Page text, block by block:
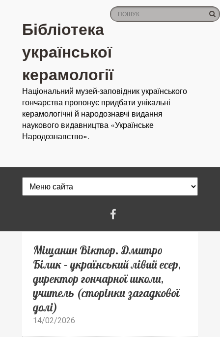
Бібліотека
української
керамології
Національний музей-заповідник українського
гончарства пропонує придбати унікальні
керамологічні й народознавчі видання
наукового видавництва «Українське
Народознавство».
Міщанин Віктор. Дмитро
Білик – український лівий есер,
директор гончарної школи,
учитель (сторінки загадкової
долі)
14/02/2026